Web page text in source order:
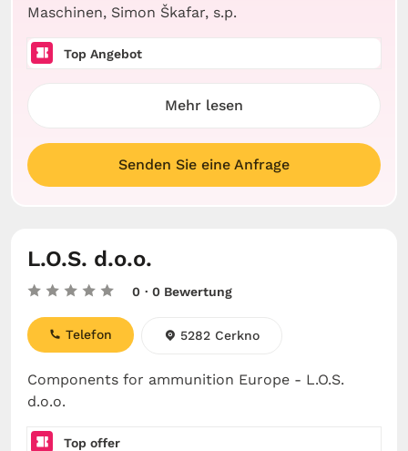
Maschinen, Simon Škafar, s.p.
Top Angebot
Mehr lesen
Senden Sie eine Anfrage
L.O.S. d.o.o.
0 · 0 Bewertung
Components for ammunition Europe - L.O.S.
d.o.o.
Telefon 5282 Cerkno
Top offer